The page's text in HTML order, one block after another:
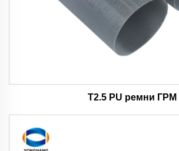
T2.5 PU ремни ГРМ